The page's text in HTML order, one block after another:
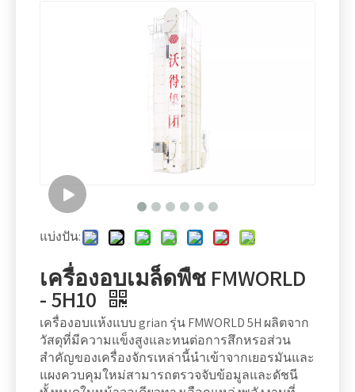
แบ่งปัน:
เครื่องอบเมล็ดพืช FMWORLD
- 5H10
เครื่องอบแห้งแบบ grian รุ่น FMWORLD 5H ผลิตจาก
วัสดุที่มีความแข็งสูงและทนต่อการสึกหรอส่วน
สำคัญของเครื่องจักรเหล่านี้นำเข้าจากเยอรมันและ
แผงควบคุมใหม่สามารถตรวจจับข้อมูลและดัชนี